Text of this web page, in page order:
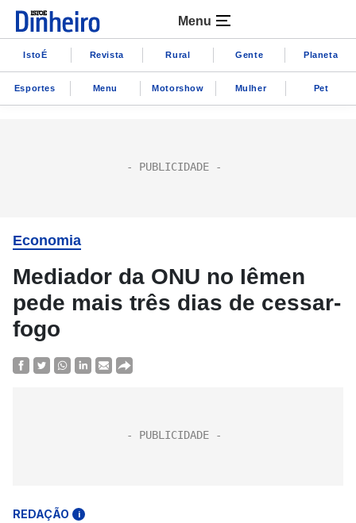
Menu
IstoÉ Revista Rural Gente Planeta
Esportes Menu Motorshow Mulher Pet
Economia
Mediador da ONU no Iêmen
pede mais três dias de cessar-
fogo
REDAÇÃO i